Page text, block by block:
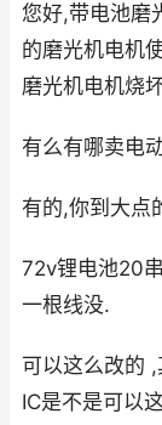
您好,带电池磨
的磨光机电机
磨光机电机烧
有么有哪卖电
有的,你到大点
72v锂电池20
一根线没.
可以这么改的
IC是不是可以